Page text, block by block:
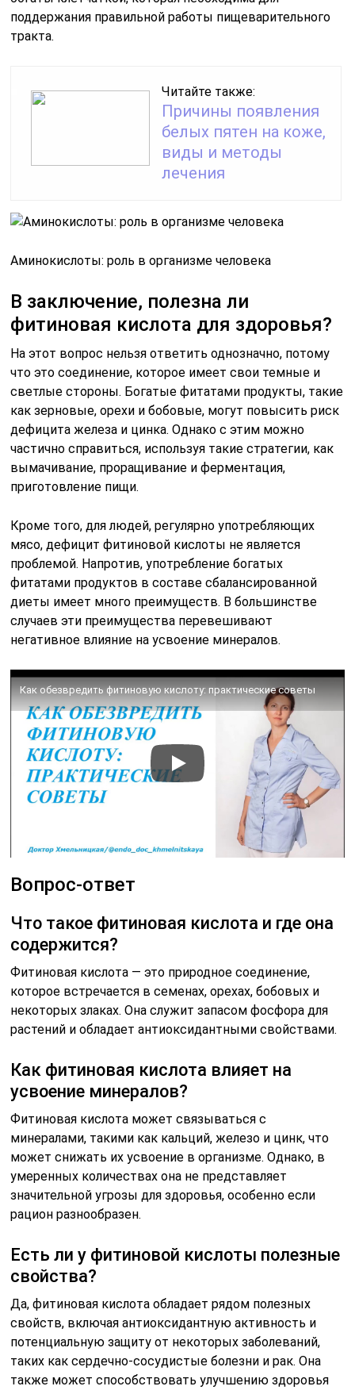
поддержания правильной работы пищеварительного
тракта.
Читайте также:
Причины появления
белых пятен на коже,
виды и методы
лечения
Аминокислоты: роль в организме человека
В заключение, полезна ли
фитиновая кислота для здоровья?
На этот вопрос нельзя ответить однозначно, потому
что это соединение, которое имеет свои темные и
светлые стороны. Богатые фитатами продукты, такие
как зерновые, орехи и бобовые, могут повысить риск
дефицита железа и цинка. Однако с этим можно
частично справиться, используя такие стратегии, как
вымачивание, проращивание и ферментация,
приготовление пищи.
Кроме того, для людей, регулярно употребляющих
мясо, дефицит фитиновой кислоты не является
проблемой. Напротив, употребление богатых
фитатами продуктов в составе сбалансированной
диеты имеет много преимуществ. В большинстве
случаев эти преимущества перевешивают
негативное влияние на усвоение минералов.
Как обезвредить фитиновую кислоту: практические советы
Вопрос-ответ
Что такое фитиновая кислота и где она
содержится?
Фитиновая кислота — это природное соединение,
которое встречается в семенах, орехах, бобовых и
некоторых злаках. Она служит запасом фосфора для
растений и обладает антиоксидантными свойствами.
Как фитиновая кислота влияет на
усвоение минералов?
Фитиновая кислота может связываться с
минералами, такими как кальций, железо и цинк, что
может снижать их усвоение в организме. Однако, в
умеренных количествах она не представляет
значительной угрозы для здоровья, особенно если
рацион разнообразен.
Есть ли у фитиновой кислоты полезные
свойства?
Да, фитиновая кислота обладает рядом полезных
свойств, включая антиоксидантную активность и
потенциальную защиту от некоторых заболеваний,
таких как сердечно-сосудистые болезни и рак. Она
также может способствовать улучшению здоровья